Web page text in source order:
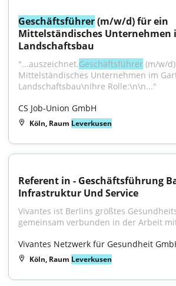
Geschäftsführer (m/w/d) für ein
Mittelständisches Unternehmen
Landschaftsbau
"...auszeichnet.Geschäftsführer (m/w/
Mittelständisches Unternehmen im
Landschaftsbau\nIhre Rolle:\n\n..."
CS Job-Union GmbH
Köln, Raum Leverkusen
Referent in - Geschäftsführung
Infrastruktur Und Service
Vivantes ist Berlins größtes
gemeinsam verbunden in der Arbeit
Vivantes Netzwerk für Gesundheit
Köln, Raum Leverkusen